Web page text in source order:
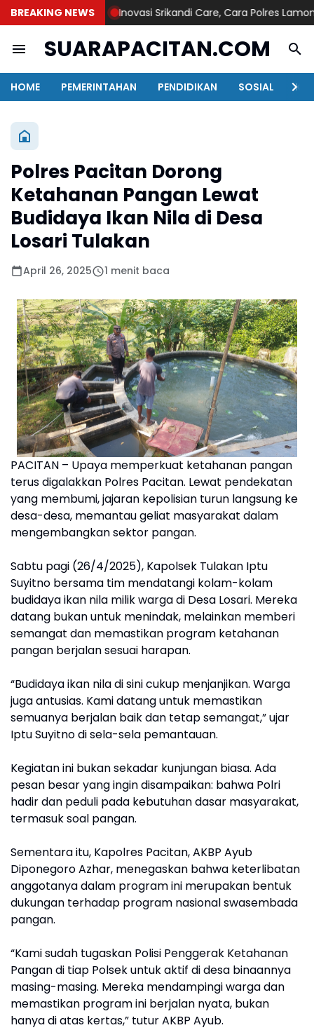
BREAKING NEWSInovasi Srikandi Care, Cara Polres Lamongan
SUARAPACITAN.COM
HOME PEMERINTAHAN PENDIDIKAN SOSIAL
Polres Pacitan Dorong
Ketahanan Pangan Lewat
Budidaya Ikan Nila di Desa
Losari Tulakan
April 26, 2025 1 menit baca
PACITAN – Upaya memperkuat ketahanan pangan
terus digalakkan Polres Pacitan. Lewat pendekatan
yang membumi, jajaran kepolisian turun langsung ke
desa-desa, memantau geliat masyarakat dalam
mengembangkan sektor pangan.
Sabtu pagi (26/4/2025), Kapolsek Tulakan Iptu
Suyitno bersama tim mendatangi kolam-kolam
budidaya ikan nila milik warga di Desa Losari. Mereka
datang bukan untuk menindak, melainkan memberi
semangat dan memastikan program ketahanan
pangan berjalan sesuai harapan.
“Budidaya ikan nila di sini cukup menjanjikan. Warga
juga antusias. Kami datang untuk memastikan
semuanya berjalan baik dan tetap semangat,” ujar
Iptu Suyitno di sela-sela pemantauan.
Kegiatan ini bukan sekadar kunjungan biasa. Ada
pesan besar yang ingin disampaikan: bahwa Polri
hadir dan peduli pada kebutuhan dasar masyarakat,
termasuk soal pangan.
Sementara itu, Kapolres Pacitan, AKBP Ayub
Diponegoro Azhar, menegaskan bahwa keterlibatan
anggotanya dalam program ini merupakan bentuk
dukungan terhadap program nasional swasembada
pangan.
“Kami sudah tugaskan Polisi Penggerak Ketahanan
Pangan di tiap Polsek untuk aktif di desa binaannya
masing-masing. Mereka mendampingi warga dan
memastikan program ini berjalan nyata, bukan
hanya di atas kertas,” tutur AKBP Ayub.